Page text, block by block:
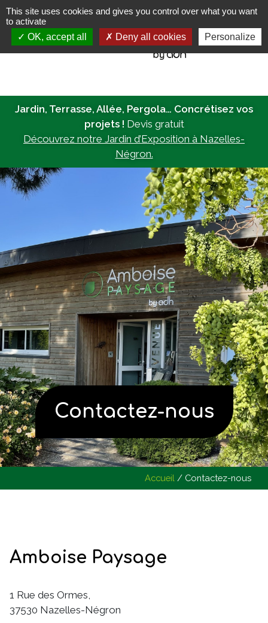
MENU
Jardin, Terrasse, Allée, Pergola… Concrétisez vos
projets ! Devis gratuit
Découvrez notre Jardin d’Exposition à Nazelles-
Négron.
Contactez-nous
Accueil / Contactez-nous
Amboise Paysage
1 Rue des Ormes,
37530 Nazelles-Négron
This site uses cookies and gives you control over what you want
to activate
OK, accept all
Deny all cookies Personalize